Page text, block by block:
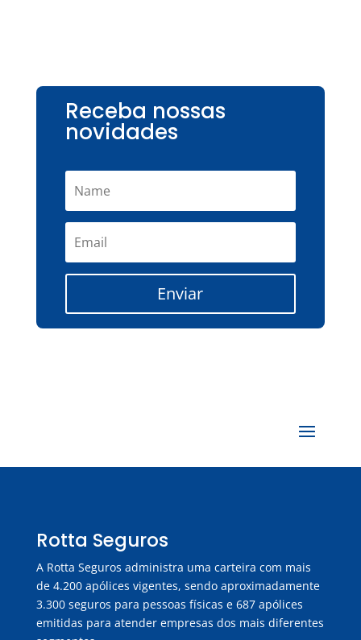
Receba nossas
novidades
Enviar
Rotta Seguros
A Rotta Seguros administra uma carteira com mais
de 4.200 apólices vigentes, sendo aproximadamente
3.300 seguros para pessoas físicas e 687 apólices
emitidas para atender empresas dos mais diferentes